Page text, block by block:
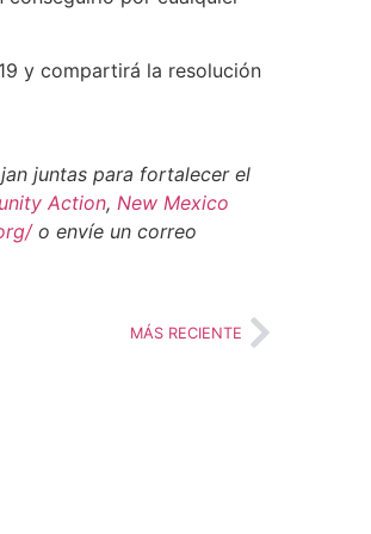
y compartirá la resolución
juntas para fortalecer el
Action, New Mexico
o envíe un correo
MÁS RECIENTE